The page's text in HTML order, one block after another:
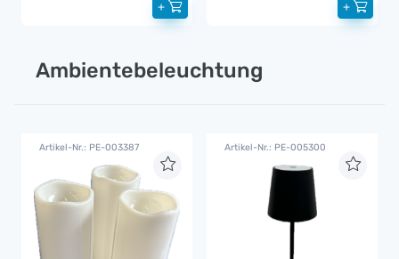
+ +
Ambientebeleuchtung
Artikel-Nr.: PE-003387 Artikel-Nr.: PE-005300